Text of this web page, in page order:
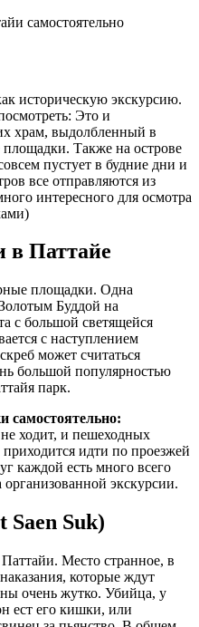
историческую экскурсию.
Это и
храм, выдолбленный в
Также на острове
пустует в будние дни и
все отправляются из
интересного для осмотра
в Паттайе
площадки. Одна
Буддой на
с большой светящейся
с наступлением
может считаться
большой популярностью
парк.
самостоятельно:
ходит, и пешеходных
идти по проезжей
каждой есть много всего
организованной экскурсии.
Suk)
Место странное, в
которые ждут
очень жутко. Убийца, у
ест его кишки, или